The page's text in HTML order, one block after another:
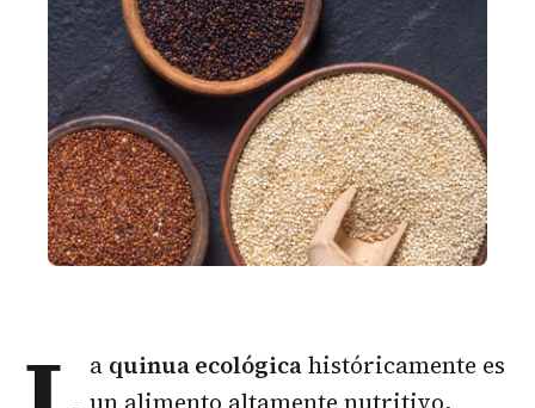
a quinua ecológicahistóricamente es